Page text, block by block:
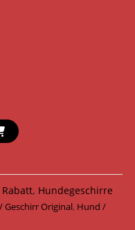
Rabatt, Hundegeschirre
Geschirr Original, Hund /